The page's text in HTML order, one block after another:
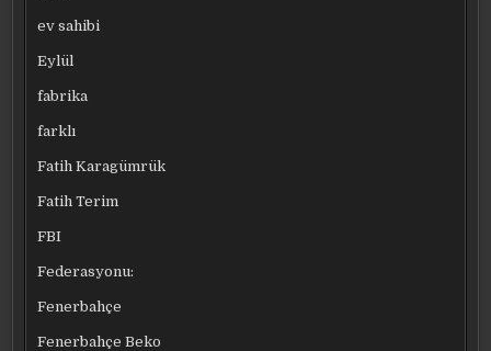
ev sahibi
Eylül
fabrika
farklı
Fatih Karagümrük
Fatih Terim
FBI
Federasyonu:
Fenerbahçe
Fenerbahçe Beko